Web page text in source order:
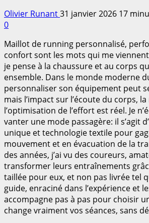
Olivier Runant31 janvier 2026 17
0
Maillot de running personnalisé,
confort sont les mots qui me
je pense à la chaussure et au corps
ensemble. Dans le monde moderne
personnaliser son équipement peut
mais l’impact sur l’écoute du corps,
l’optimisation de l’effort est réel. Je
vanter une mode passagère: il s’agit
unique et technologie textile pour
mouvement et en évacuation de la
des années, j’ai vu des coureurs,
transformer leurs entraînements
taillée pour eux, et non pas livrée tel
guide, enraciné dans l’expérience et
accompagne pas à pas pour choisir
change vraiment vos séances, sans